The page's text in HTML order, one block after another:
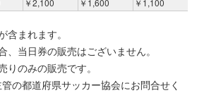
￥2,100 ￥1,600 ￥1,100
含まれます。
、当日券の販売はございません。
りのみの販売です。
の都道府県サッカー協会にお問合せく